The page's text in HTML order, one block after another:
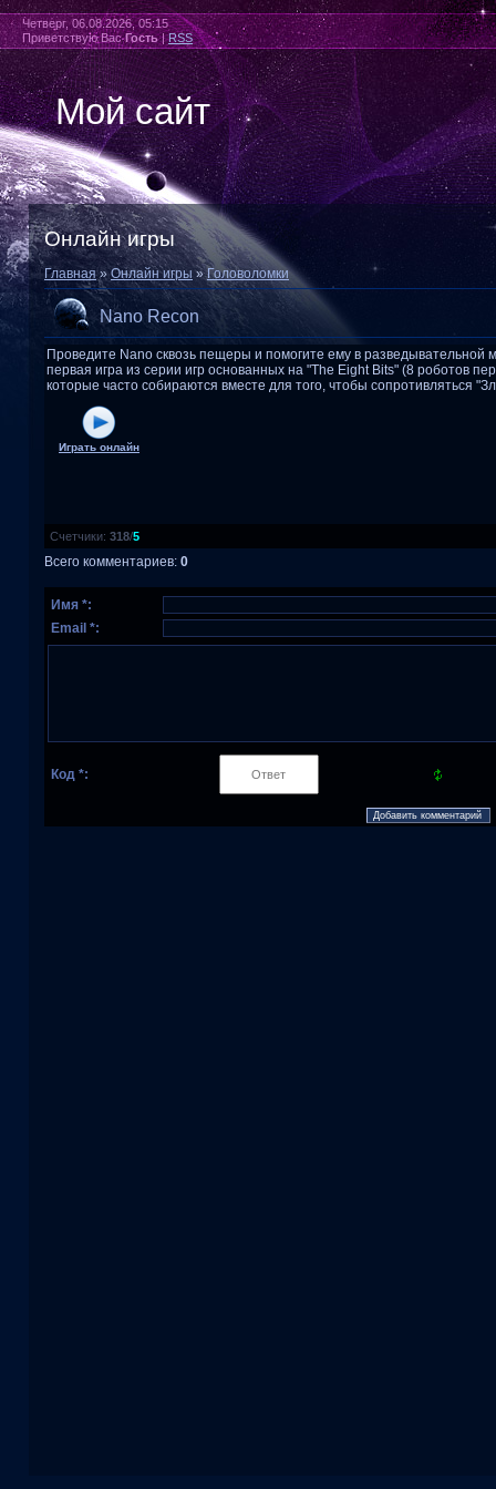
Четверг, 06.08.2026, 05:15
Приветствую Вас Гость|RSS
Мой сайт
Онлайн игры
Главная »Онлайн игры »Головоломки
Nano Recon
Проведите Nano сквозь пещеры и помогите ему в разведывательной
первая игра из серии игр основанных на "The Eight Bits" (8 роботов
которые часто собираются вместе для того, чтобы сопротивляться
Играть онлайн
Счетчики: 318/5
Всего комментариев: 0
Имя *:
Email *:
Код *: